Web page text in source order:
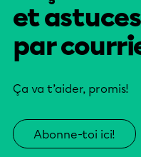
et
par
Ça va t’aider, promis!
Abonne-toi ici!